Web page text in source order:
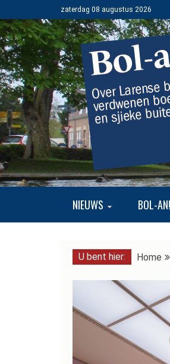
naar
de
inhoud
zaterdag 08 augustus 2026
BOL-AN!
NIEUWS BOL-AN!
U bent hier: Home